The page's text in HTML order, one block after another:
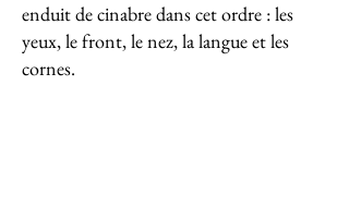
enduit de cinabre dans cet ordre : les
yeux, le front, le nez, la langue et les
cornes.